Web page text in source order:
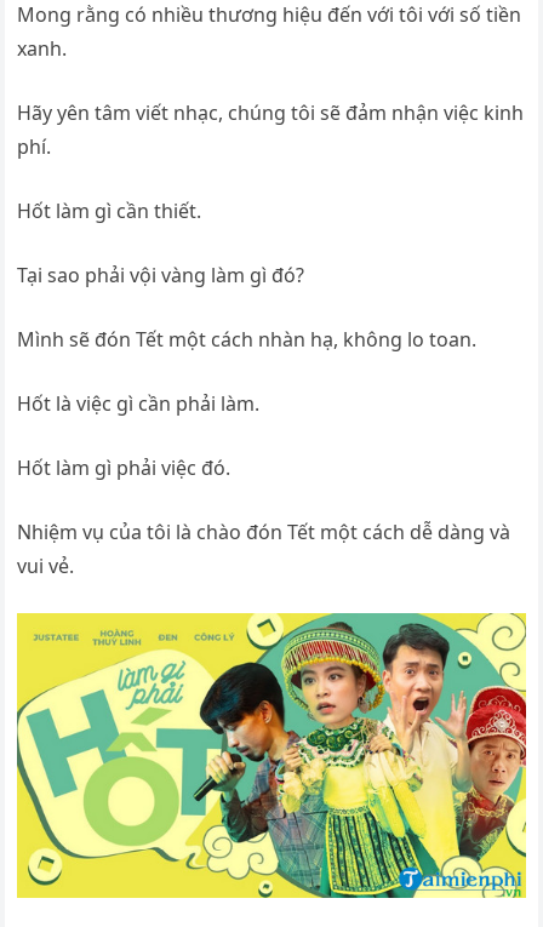
Mong rằng có nhiều thương hiệu đến với tôi với số tiền
xanh.
Hãy yên tâm viết nhạc, chúng tôi sẽ đảm nhận việc kinh
phí.
Hốt làm gì cần thiết.
Tại sao phải vội vàng làm gì đó?
Mình sẽ đón Tết một cách nhàn hạ, không lo toan.
Hốt là việc gì cần phải làm.
Hốt làm gì phải việc đó.
Nhiệm vụ của tôi là chào đón Tết một cách dễ dàng và
vui vẻ.